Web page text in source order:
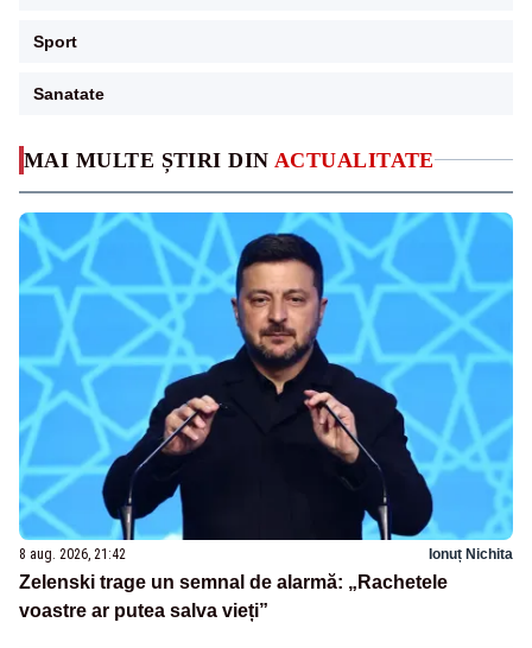
MAI MULTE ȘTIRI DIN ACTUALITATE
8 aug. 2026, 21:42 Ionuț Nichita
Zelenski trage un semnal de alarmă: „Rachetele
voastre ar putea salva vieți”
Sport
Sanatate